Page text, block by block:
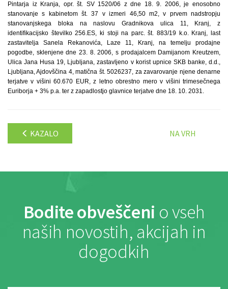
Pintarja iz Kranja, opr. št. SV 1520/06 z dne 18. 9. 2006, je enosobno
stanovanje s kabinetom št. 37 v izmeri 46,50 m2, v prvem nadstropju
stanovanjskega bloka na naslovu Gradnikova ulica 11, Kranj, z
identifikacijsko številko 256.ES, ki stoji na parc. št. 883/19 k.o. Kranj, last
zastavitelja Sanela Rekanovića, Laze 11, Kranj, na temelju prodajne
pogodbe, sklenjene dne 23. 8. 2006, s prodajalcem Damijanom Kreutzem,
Ulica Jana Husa 19, Ljubljana, zastavljeno v korist upnice SKB banke, d.d.,
Ljubljana, Ajdovščina 4, matična št. 5026237, za zavarovanje njene denarne
terjatve v višini 60.670 EUR, z letno obrestno mero v višini trimesečnega
Euriborja + 3% p.a. ter z zapadlostjo glavnice terjatve dne 18. 10. 2031.
KAZALO NA VRH
Bodite obveščeni o vseh
naših novostih, akcijah in
dogodkih